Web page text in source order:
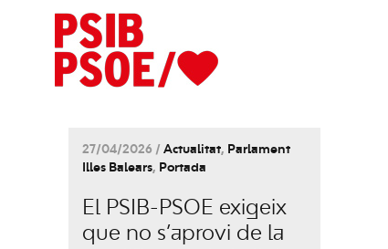
27/04/2026 / Actualitat, Parlament
Illes Balears, Portada
El PSIB-PSOE exigeix
que no s’aprovi de la